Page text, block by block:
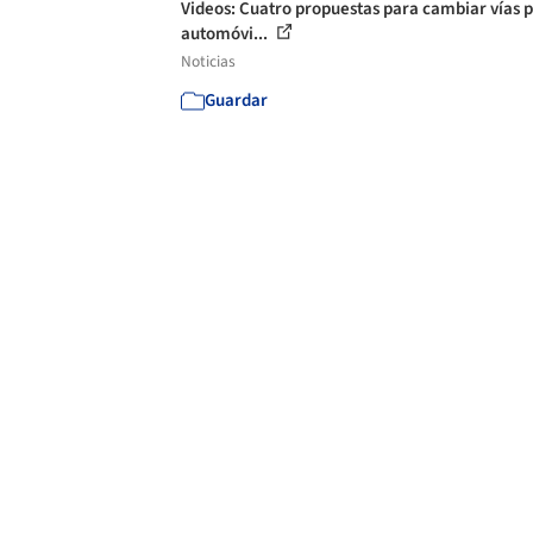
Videos: Cuatro propuestas para cambiar vías
automóvi...
Noticias
Guardar